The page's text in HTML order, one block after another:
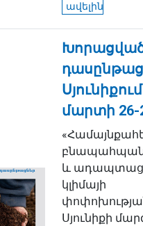
ավելին
Սյունիքում
մարտի 26-
և
կլիմայի
Սյունիքի